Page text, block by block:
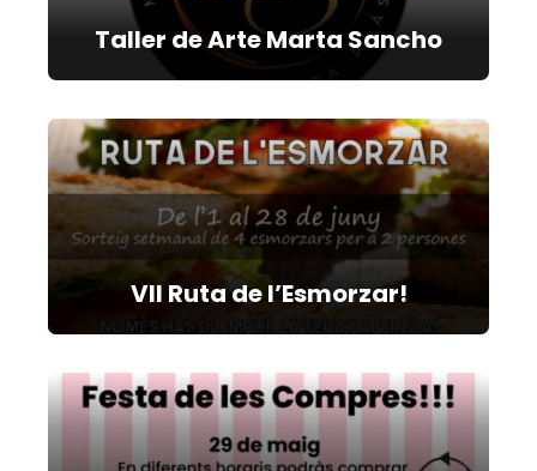
Taller de Arte Marta Sancho
VII Ruta de l’Esmorzar!